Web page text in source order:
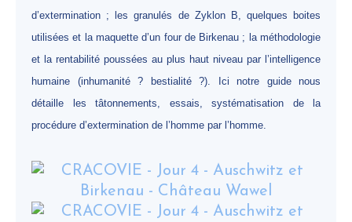
d’extermination ; les granulés de Zyklon B, quelques boites
utilisées et la maquette d’un four de Birkenau ; la méthodologie
et la rentabilité poussées au plus haut niveau par l’intelligence
humaine (inhumanité ? bestialité ?). Ici notre guide nous
détaille les tâtonnements, essais, systématisation de la
procédure d’extermination de l’homme par l’homme.